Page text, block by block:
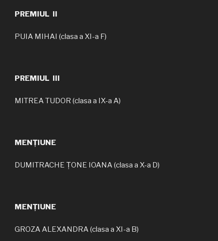
PREMIUL II
PUIA MIHAI (clasa a XI-a F)
PREMIUL III
MITREA TUDOR (clasa a IX-a A)
MENȚIUNE
DUMITRACHE ȚONE IOANA (clasa a X-a D)
MENȚIUNE
GROZA ALEXANDRA (clasa a XI-a B)